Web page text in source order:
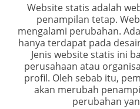
Website statis adalah
penampilan tetap.
mengalami perubahan.
hanya terdapat pada
Jenis website statis ini
perusahaan atau
profil. Oleh sebab itu,
akan merubah
perubahan